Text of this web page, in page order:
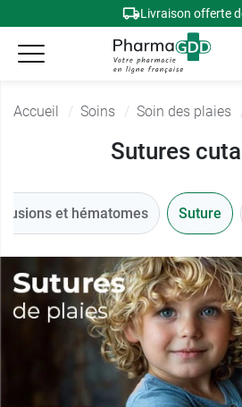
Livraison offerte
Accueil Soins Soin des plaies
Sutures
et hématomes Suture